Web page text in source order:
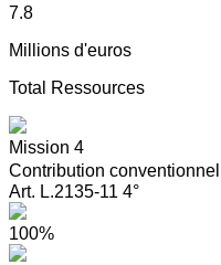
7.8
Millions d'euros
Total Ressources
Mission 4
Contribution
Art. L.2135-11 4°
100%